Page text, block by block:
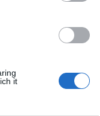
it
nur ein paar Schritte vom
ruhige Ambiente des